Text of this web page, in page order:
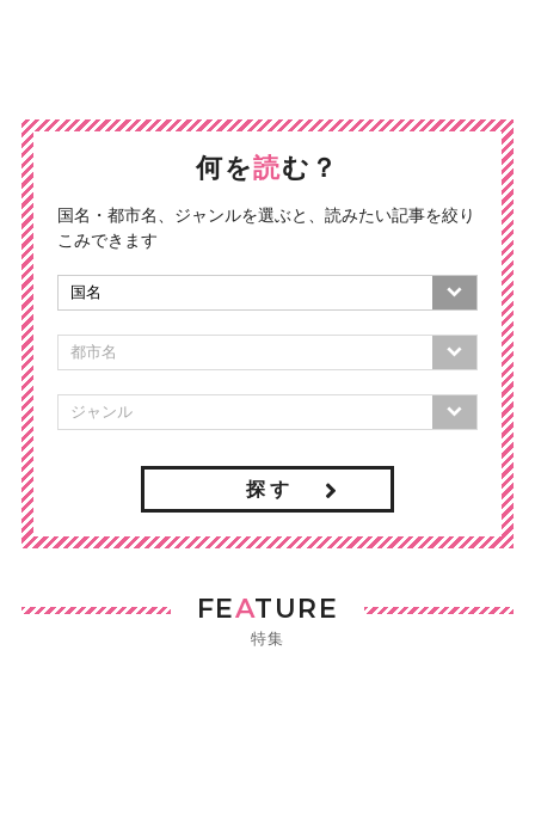
何を読む？
国名・都市名、ジャンルを選ぶと、読みたい記事を絞り
こみできます
探 す
FEATURE
特集